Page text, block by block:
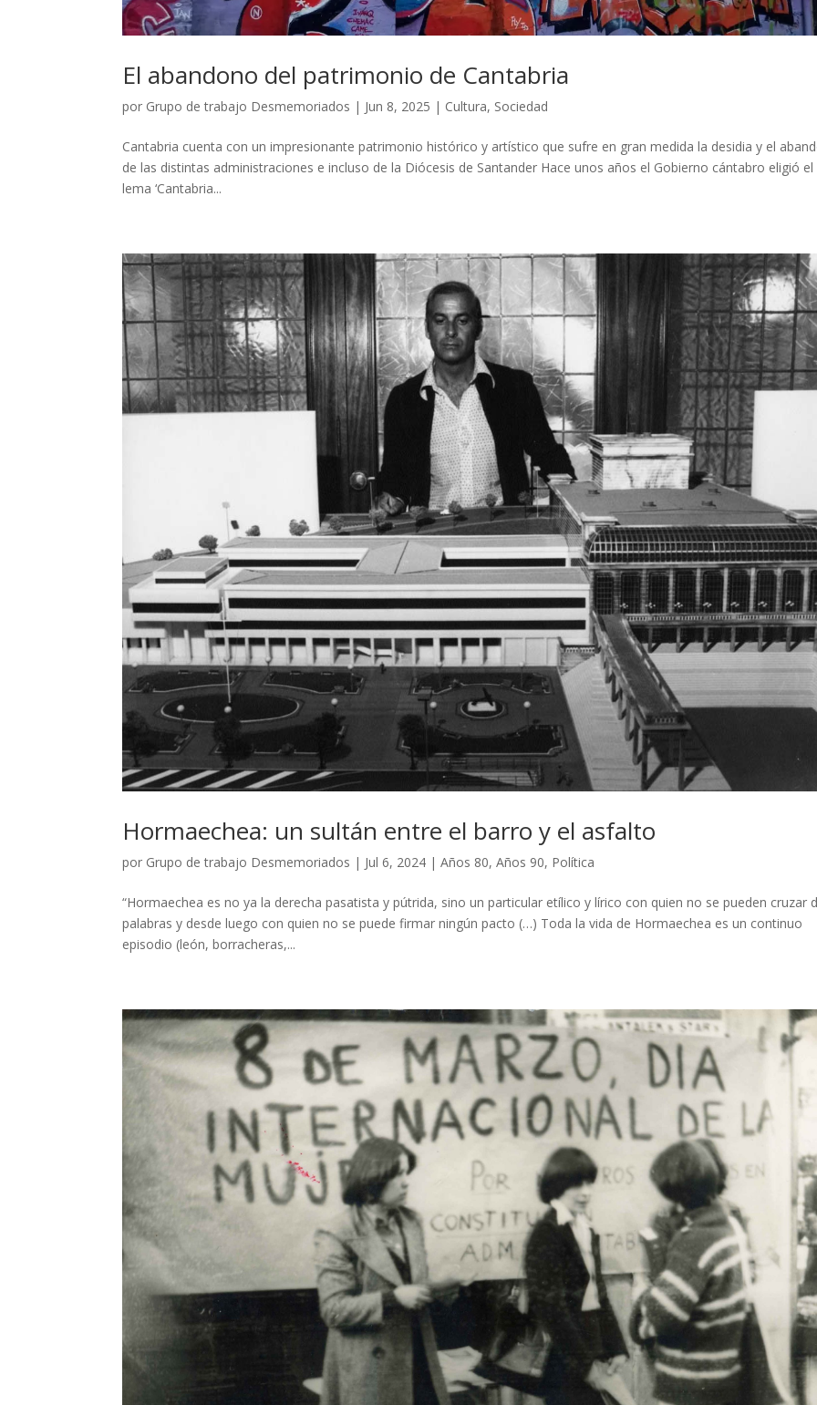
El abandono del patrimonio de Cantabria
por Grupo de trabajo Desmemoriados | Jun 8, 2025 | Cultura, Sociedad
Cantabria cuenta con un impresionante patrimonio histórico y artístico que sufre en gran medida la desidia y el
de las distintas administraciones e incluso de la Diócesis de Santander Hace unos años el Gobierno cántabro eligió el
lema ‘Cantabria...
Hormaechea: un sultán entre el barro y el asfalto
por Grupo de trabajo Desmemoriados | Jul 6, 2024 |Años 80,Años 90, Política
“Hormaechea es no ya la derecha pasatista y pútrida, sino un particular etílico y lírico con quien no se pueden cruzar
palabras y desde luego con quien no se puede firmar ningún pacto (…) Toda la vida de Hormaechea es un continuo
episodio (león, borracheras,...